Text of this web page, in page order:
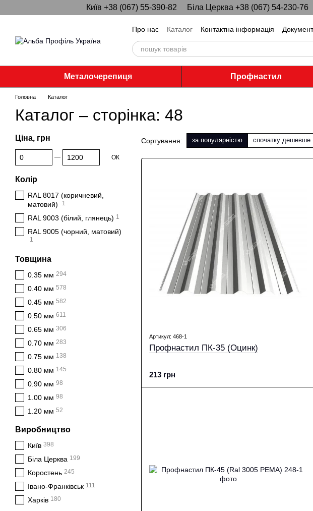
Перейти до основного контентуКиїв +38 (067) 55-390-82 Біла Церква +38 (067) 54-230-76
Про нас Каталог Контактна інформація
Металочерепиця Профнастил
Головна Каталог
Каталог – сторінка: 48
Сортування: за популярністю спочатку дешевше
Артикул: 468-1
Профнастил ПК-35 (Оцинк)
213 грн
Ціна, грн
Від Ціна, грн
До Ціна, грн ОК
Колір
RAL 8017 (коричневий,
матовий)
1
RAL 9003 (білий, глянець) 1
RAL 9005 (чорний, матовий)
1
Товщина
0.35 мм 294
0.40 мм 578
0.45 мм 582
0.50 мм 611
0.65 мм 306
0.70 мм 283
0.75 мм 138
0.80 мм 145
0.90 мм 98
1.00 мм 98
1.20 мм 52
Виробництво
Київ 398
Біла Церква 199
Коростень 245
Івано-Франківськ 111
Харків 180